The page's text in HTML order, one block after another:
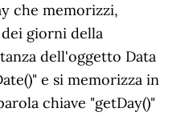
che memorizzi,
giorni della
dell'oggetto Data
e si memorizza in
chiave "getDay()"